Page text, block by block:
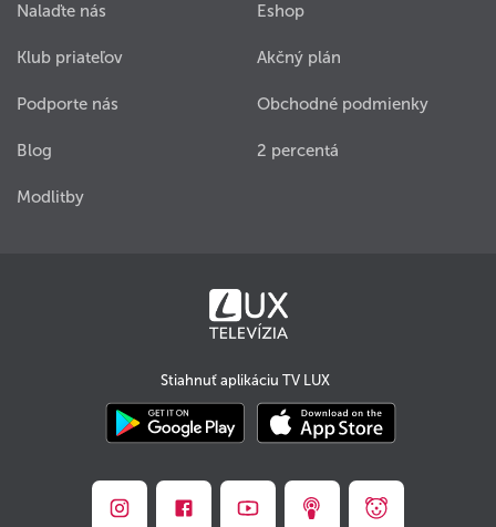
Nalaďte nás
Klub priateľov
Podporte nás
Blog
Modlitby
Eshop
Akčný plán
Obchodné podmienky
2 percentá
Stiahnuť aplikáciu TV LUX